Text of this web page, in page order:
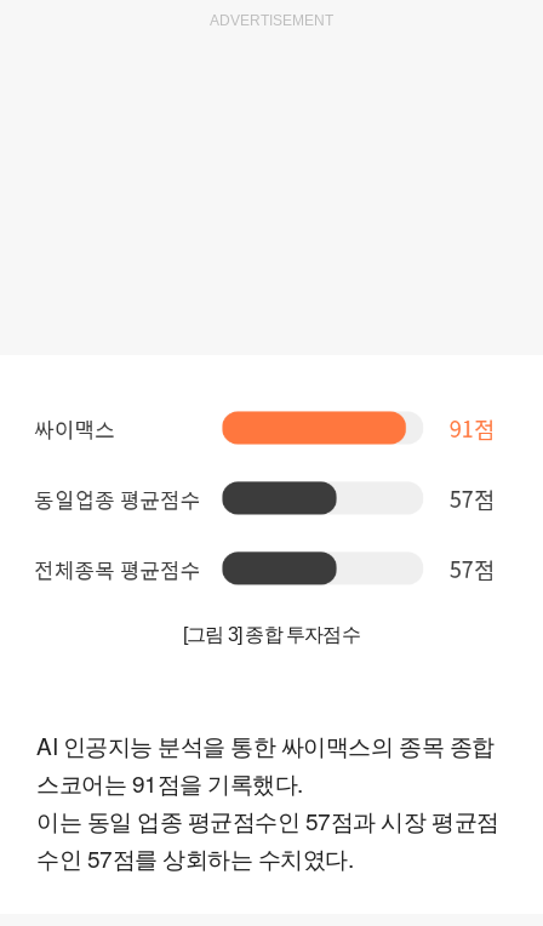
ADVERTISEMENT
[그림 3] 종합 투자점수
AI 인공지능 분석을 통한 싸이맥스의 종목 종합
스코어는 91점을 기록했다.
이는 동일 업종 평균점수인 57점과 시장 평균점
수인 57점를 상회하는 수치였다.